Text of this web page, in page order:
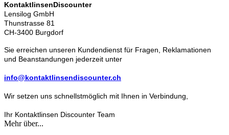
KontaktlinsenDiscounter
Lensilog GmbH
Thunstrasse 81
CH-3400 Burgdorf
Sie erreichen unseren Kundendienst für Fragen, Reklamationen
und Beanstandungen jederzeit unter
info@kontaktlinsendiscounter.ch
Wir setzen uns schnellstmöglich mit Ihnen in Verbindung,
Ihr Kontaktlinsen Discounter Team
Mehr über...